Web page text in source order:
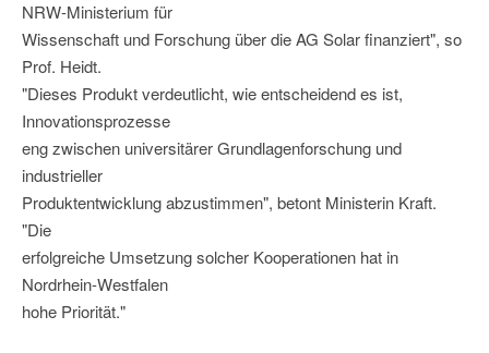
NRW-Ministerium für
Wissenschaft und Forschung über die AG Solar finanziert", so
Prof. Heidt.
"Dieses Produkt verdeutlicht, wie entscheidend es ist,
Innovationsprozesse
eng zwischen universitärer Grundlagenforschung und
industrieller
Produktentwicklung abzustimmen", betont Ministerin Kraft.
"Die
erfolgreiche Umsetzung solcher Kooperationen hat in
Nordrhein-Westfalen
hohe Priorität."